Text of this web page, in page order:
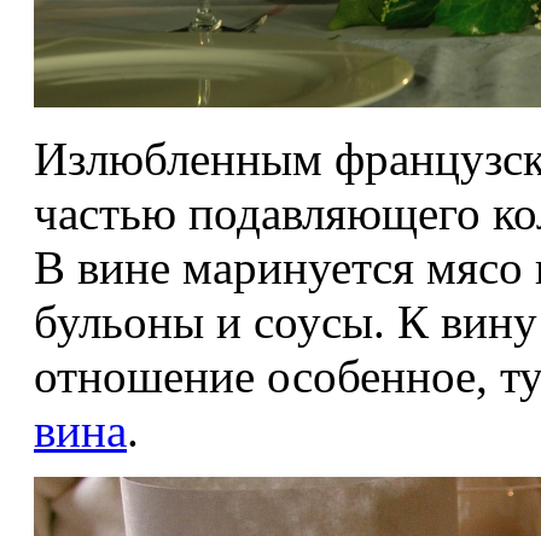
Излюбленным
частью подавляющего
В вине маринуется мясо
бульоны и соусы. К
отношение особенное,
вина.